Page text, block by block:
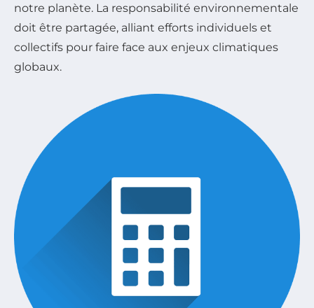
notre planète. La responsabilité environnementale
doit être partagée, alliant efforts individuels et
collectifs pour faire face aux enjeux climatiques
globaux.